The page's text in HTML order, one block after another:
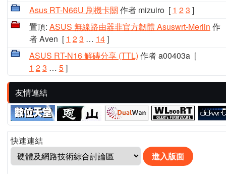
Asus RT-N66U 刷機卡關 作者 mizuiro[ 1 23 ]
置頂: ASUS 無線路由器非官方韌體 Asuswrt-Merlin 作
者 Aven [ 1 23 … 14]
ASUS RT-N16 解磚分享 (TTL) 作者 a00403a[
1 23 … 5]
友情連結
快速連結